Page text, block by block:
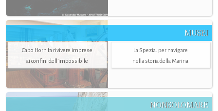
MUSEI
Capo Horn fa rivivere imprese
ai confini dell’impossibile
La Spezia. per navigare
nella storia della Marina
NONSOLOMARE